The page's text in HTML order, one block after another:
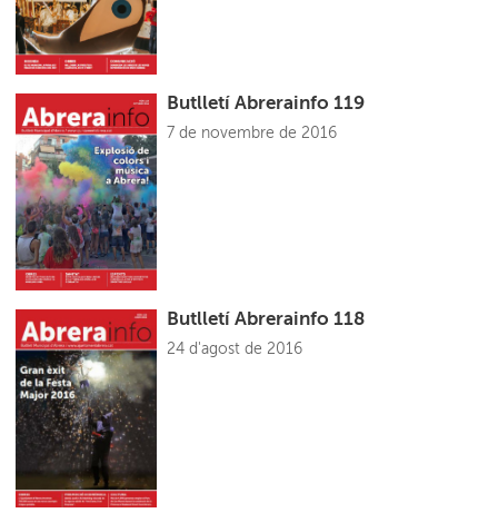
Butlletí Abrerainfo 119
7 de novembre de 2016
Butlletí Abrerainfo 118
24 d'agost de 2016